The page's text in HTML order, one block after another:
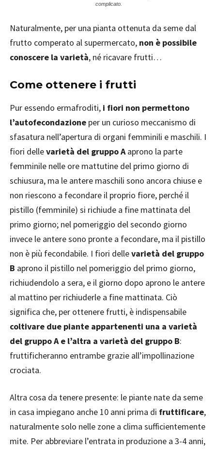
complicato.
Naturalmente, per una pianta ottenuta da seme dal
frutto comperato al supermercato, non è possibile
conoscere la varietà, né ricavare frutti…
Come ottenere i frutti
Pur essendo ermafroditi, i fiori non permettono
l’autofecondazione per un curioso meccanismo di
sfasatura nell’apertura di organi femminili e maschili. I
fiori dellevarietà del gruppo Aaprono la parte
femminile nelle ore mattutine del primo giorno di
schiusura, ma le antere maschili sono ancora chiuse e
non riescono a fecondare il proprio fiore, perché il
pistillo (femminile) si richiude a fine mattinata del
primo giorno; nel pomeriggio del secondo giorno
invece le antere sono pronte a fecondare, ma il pistillo
non è più fecondabile. I fiori dellevarietà del gruppo
B aprono il pistillo nel pomeriggio del primo giorno,
richiudendolo a sera, e il giorno dopo aprono le antere
al mattino per richiuderle a fine mattinata. Ciò
significa che, per ottenere frutti, è indispensabile
coltivare due piante appartenenti una a varietà
del gruppo A e l’altra a varietà del gruppo B:
fruttificheranno entrambe grazie all’impollinazione
crociata.
Altra cosa da tenere presente: le piante nate da seme
in casa impiegano anche 10 anni prima di fruttificare,
naturalmente solo nelle zone a clima sufficientemente
mite. Per abbreviare l’entrata in produzione a 3-4 anni,